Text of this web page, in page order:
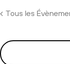
Tous les